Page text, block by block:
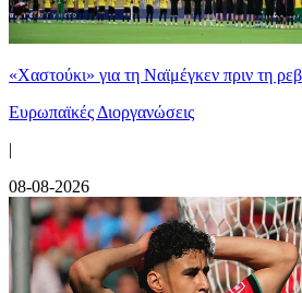
«Χαστούκι» για τη Ναϊμέγκεν πριν τη
Ευρωπαϊκές Διοργανώσεις
|
08-08-2026